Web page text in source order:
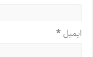
ایمیل*